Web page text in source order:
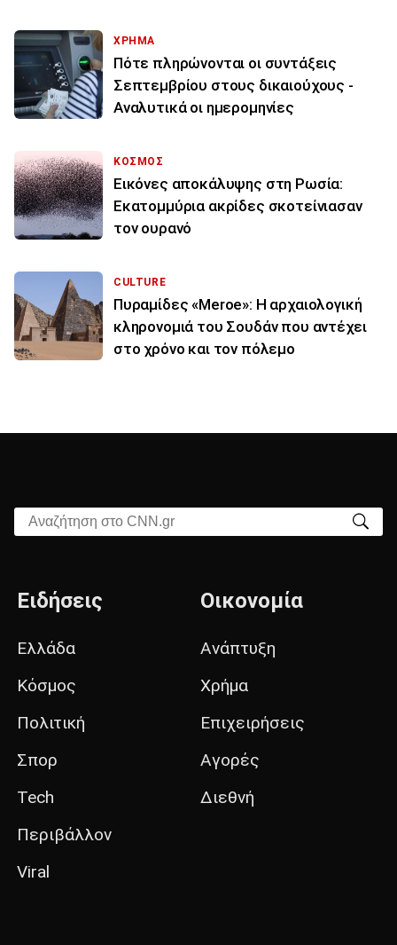
ΧΡΗΜΑ
Πότε πληρώνονται οι συντάξεις
Σεπτεμβρίου στους δικαιούχους -
Αναλυτικά οι ημερομηνίες
ΚΟΣΜΟΣ
Εικόνες αποκάλυψης στη Ρωσία:
Εκατομμύρια ακρίδες σκοτείνιασαν
τον ουρανό
CULTURE
Πυραμίδες «Meroe»: Η αρχαιολογική
κληρονομιά του Σουδάν που αντέχει
στο χρόνο και τον πόλεμο
Αναζήτηση στο CNN.gr
Ειδήσεις
Ελλάδα
Κόσμος
Πολιτική
Σπορ
Tech
Περιβάλλον
Viral
Οικονομία
Ανάπτυξη
Χρήμα
Επιχειρήσεις
Αγορές
Διεθνή